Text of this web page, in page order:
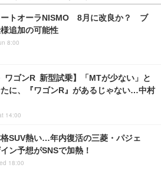
ートオーラNISMO 8月に改良か？ ブ
追加の可能性
8:00
ワゴンR 新型試乗】「MTが少ない」と
に、『ワゴンR』があるじゃない…中村
14:00
SUV熱い…年内復活の三菱・パジェ
ン予想がSNSで加熱！
18:00